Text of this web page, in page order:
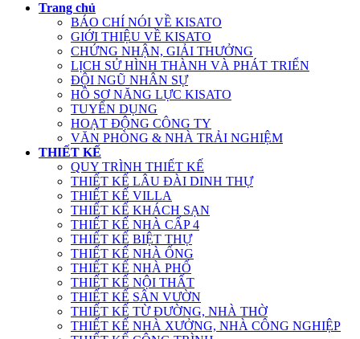
Trang chủ
BÁO CHÍ NÓI VỀ KISATO
GIỚI THIỆU VỀ KISATO
CHỨNG NHẬN, GIẢI THƯỞNG
LỊCH SỬ HÌNH THÀNH VÀ PHÁT TRIỂN
ĐỘI NGŨ NHÂN SỰ
HỒ SƠ NĂNG LỰC KISATO
TUYỂN DỤNG
HOẠT ĐỘNG CÔNG TY
VĂN PHÒNG & NHÀ TRẢI NGHIỆM
THIẾT KẾ
QUY TRÌNH THIẾT KẾ
THIẾT KẾ LÂU ĐÀI DINH THỰ
THIẾT KẾ VILLA
THIẾT KẾ KHÁCH SẠN
THIẾT KẾ NHÀ CẤP 4
THIẾT KẾ BIỆT THỰ
THIẾT KẾ NHÀ ỐNG
THIẾT KẾ NHÀ PHỐ
THIẾT KẾ NỘI THẤT
THIẾT KẾ SÂN VƯỜN
THIẾT KẾ TỪ ĐƯỜNG, NHÀ THỜ
THIẾT KẾ NHÀ XƯỞNG, NHÀ CÔNG NGHIỆP